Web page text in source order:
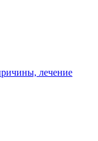
лечение